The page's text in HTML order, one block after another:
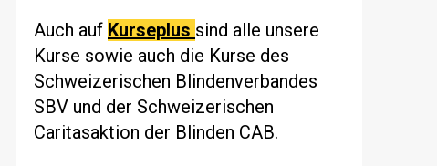
Auch auf Kurseplus sind alle unsere
Kurse sowie auch die Kurse des
Schweizerischen Blindenverbandes
SBV und der Schweizerischen
Caritasaktion der Blinden CAB.